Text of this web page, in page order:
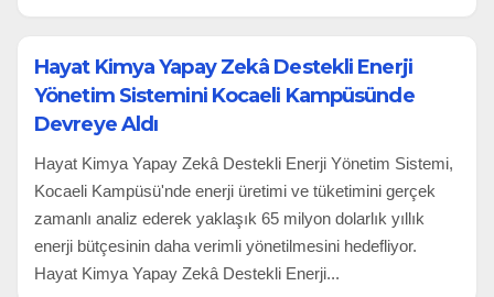
Hayat Kimya Yapay Zekâ Destekli Enerji
Yönetim Sistemini Kocaeli Kampüsünde
Devreye Aldı
Hayat Kimya Yapay Zekâ Destekli Enerji Yönetim Sistemi,
Kocaeli Kampüsü'nde enerji üretimi ve tüketimini gerçek
zamanlı analiz ederek yaklaşık 65 milyon dolarlık yıllık
enerji bütçesinin daha verimli yönetilmesini hedefliyor.
Hayat Kimya Yapay Zekâ Destekli Enerji...